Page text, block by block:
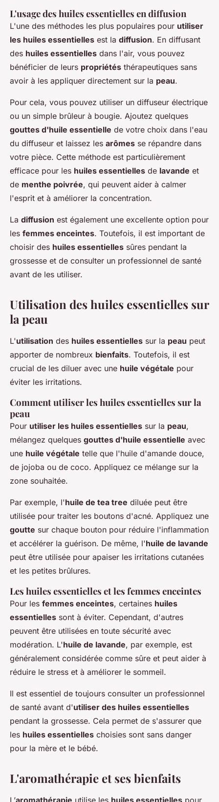
L'usage des huiles essentielles en diffusion
L'une des méthodes les plus populaires pour utiliser
les huiles essentielles est la diffusion. En diffusant
des huiles essentielles dans l'air, vous pouvez
bénéficier de leurs propriétés thérapeutiques sans
avoir à les appliquer directement sur la peau.
Pour cela, vous pouvez utiliser un diffuseur électrique
ou un simple brûleur à bougie. Ajoutez quelques
gouttes d'huile essentielle de votre choix dans l'eau
du diffuseur et laissez les arômes se répandre dans
votre pièce. Cette méthode est particulièrement
efficace pour les huiles essentielles de lavande et
de menthe poivrée, qui peuvent aider à calmer
l'esprit et à améliorer la concentration.
La diffusion est également une excellente option pour
les femmes enceintes. Toutefois, il est important de
choisir des huiles essentielles sûres pendant la
grossesse et de consulter un professionnel de santé
avant de les utiliser.
Utilisation des huiles essentielles sur
la peau
L'utilisation des huiles essentielles sur la peau peut
apporter de nombreux bienfaits. Toutefois, il est
crucial de les diluer avec une huile végétale pour
éviter les irritations.
Comment utiliser les huiles essentielles sur la
peau
Pour utiliser les huiles essentielles sur la peau,
mélangez quelques gouttes d'huile essentielle avec
une huile végétale telle que l'huile d'amande douce,
de jojoba ou de coco. Appliquez ce mélange sur la
zone souhaitée.
Par exemple, l'huile de tea tree diluée peut être
utilisée pour traiter les boutons d'acné. Appliquez une
goutte sur chaque bouton pour réduire l'inflammation
et accélérer la guérison. De même, l'huile de lavande
peut être utilisée pour apaiser les irritations cutanées
et les petites brûlures.
Les huiles essentielles et les femmes enceintes
Pour les femmes enceintes, certaines huiles
essentielles sont à éviter. Cependant, d'autres
peuvent être utilisées en toute sécurité avec
modération. L'huile de lavande, par exemple, est
généralement considérée comme sûre et peut aider à
réduire le stress et à améliorer le sommeil.
Il est essentiel de toujours consulter un professionnel
de santé avant d'utiliser des huiles essentielles
pendant la grossesse. Cela permet de s'assurer que
les huiles essentielles choisies sont sans danger
pour la mère et le bébé.
L'aromathérapie et ses bienfaits